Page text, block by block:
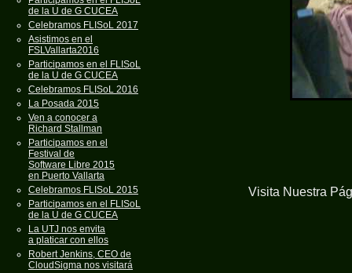
de la U de G CUCEA
Celebramos FLISoL 2017
Asistimos en el
FSLVallarta2016
Participamos en el FLISoL
de la U de G CUCEA
Celebramos FLISoL 2016
La Posada 2015
Ven a conocer a
Richard Stallman
Participamos en el
Festival de
Software Libre 2015
en Puerto Vallarta
Celebramos FLISoL 2015
Participamos en el FLISoL
de la U de G CUCEA
La UTJ nos envita
a platicar con ellos
Robert Jenkins, CEO de
CloudSigma nos visitará
Visita Nuestra